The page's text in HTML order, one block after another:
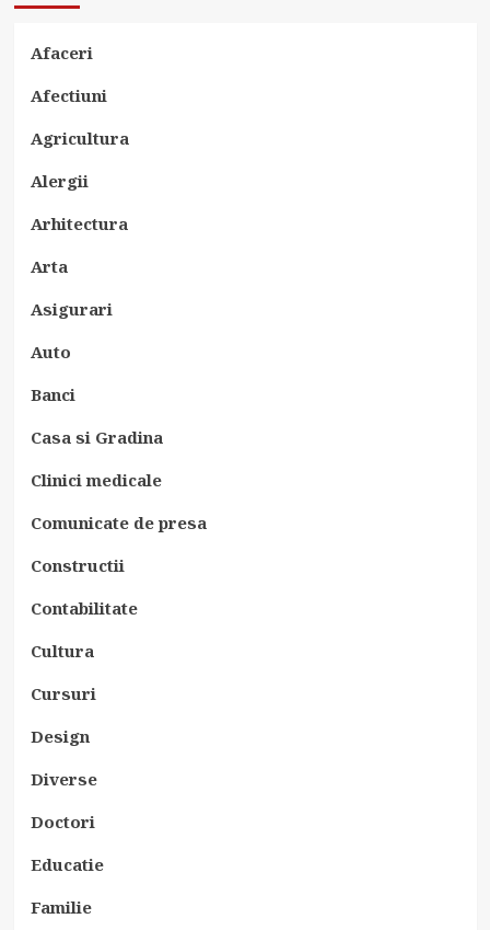
Afaceri
Afectiuni
Agricultura
Alergii
Arhitectura
Arta
Asigurari
Auto
Banci
Casa si Gradina
Clinici medicale
Comunicate de presa
Constructii
Contabilitate
Cultura
Cursuri
Design
Diverse
Doctori
Educatie
Familie